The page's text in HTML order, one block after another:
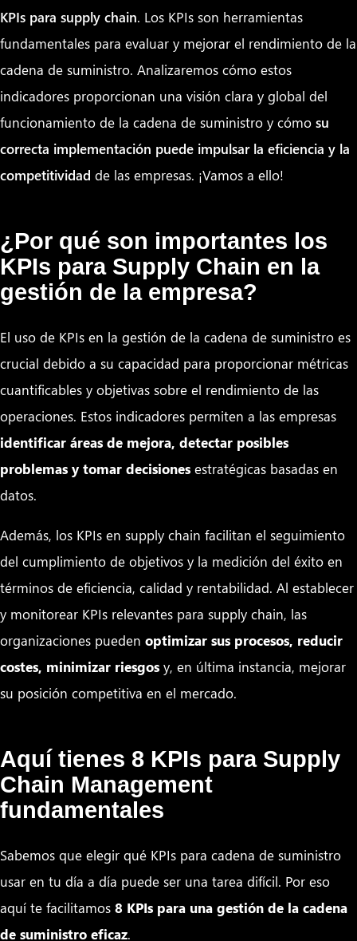
KPIs para supply chain. Los KPIs son herramientas
fundamentales para evaluar y mejorar el rendimiento de la
cadena de suministro. Analizaremos cómo estos
indicadores proporcionan una visión clara y global del
funcionamiento de la cadena de suministro y cómo su
correcta implementación puede impulsar la eficiencia y la
competitividad de las empresas. ¡Vamos a ello!
¿Por qué son importantes los
KPIs para Supply Chain en la
gestión de la empresa?
El uso de KPIs en la gestión de la cadena de suministro es
crucial debido a su capacidad para proporcionar métricas
cuantificables y objetivas sobre el rendimiento de las
operaciones. Estos indicadores permiten a las empresas
identificar áreas de mejora, detectar posibles
problemas y tomar decisiones estratégicas basadas en
datos.
Además, los KPIs en supply chain facilitan el seguimiento
del cumplimiento de objetivos y la medición del éxito en
términos de eficiencia, calidad y rentabilidad. Al establecer
y monitorear KPIs relevantes para supply chain, las
organizaciones pueden optimizar sus procesos, reducir
costes, minimizar riesgos y, en última instancia, mejorar
su posición competitiva en el mercado.
Aquí tienes 8 KPIs para Supply
Chain Management
fundamentales
Sabemos que elegir qué KPIs para cadena de suministro
usar en tu día a día puede ser una tarea difícil. Por eso
aquí te facilitamos 8 KPIs para una gestión de la cadena
de suministro eficaz.